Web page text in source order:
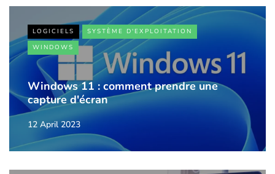
LOGICIELS
SYSTÈME D'EXPLOITATION
WINDOWS
Windows 11 : comment prendre une
capture d'écran
12 April 2023